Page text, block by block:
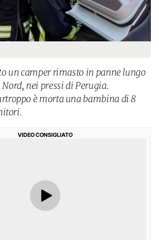
un camper rimasto in panne lungo
Nord, nei pressi di Perugia.
è morta una bambina di 8
VIDEO CONSIGLIATO